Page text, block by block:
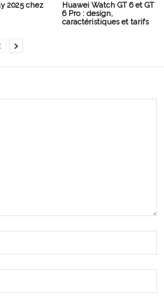
2025 chez
Huawei Watch GT 6 et GT
6 Pro : design,
caractéristiques et tarifs